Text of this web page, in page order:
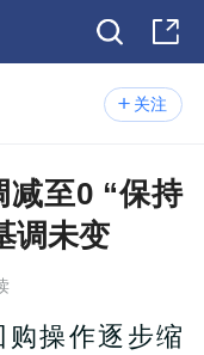
关注
减至0 “保持
调未变
操作逐步缩